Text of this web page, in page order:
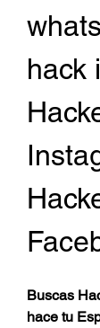
hack
Buscas
hace tu